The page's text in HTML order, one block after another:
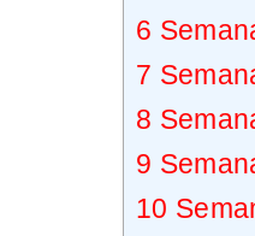
6
7
8
9
10